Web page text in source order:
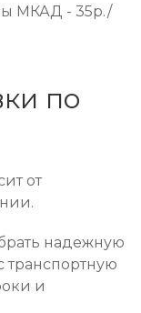
МКАД - 35р./
по
от
надежную
и